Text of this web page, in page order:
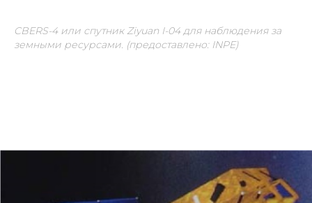
CBERS-4 или спутник Ziyuan I-04 для наблюдения за
земными ресурсами. (предоставлено: INPE)